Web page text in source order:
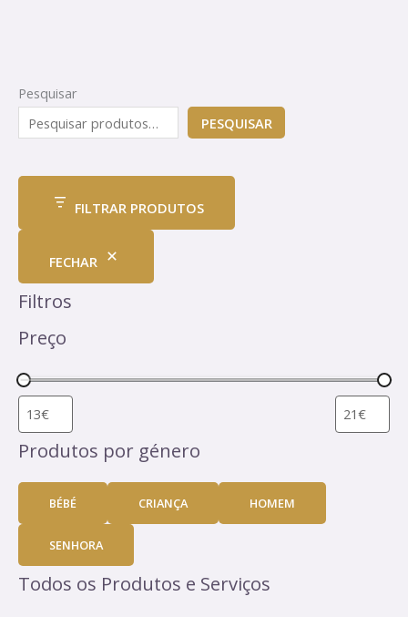
Pesquisar
PESQUISAR
FILTRAR PRODUTOS
FECHAR
Filtros
Preço
Produtos por género
BÉBÉ CRIANÇA HOMEM
SENHORA
Todos os Produtos e Serviços